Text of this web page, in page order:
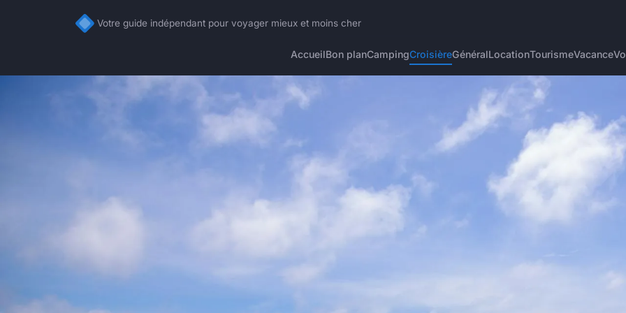
Votre guide indépendant pour voyager mieux et moins cher
AccueilBon planCampingCroisièreGénéralLocationTourismeVacance